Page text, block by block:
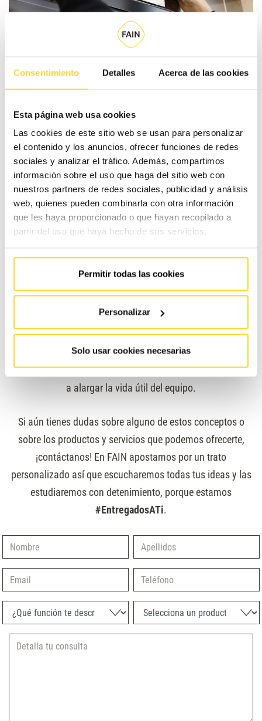
Consentimiento Detalles Acerca de las cookies
Esta página web usa cookies
Las cookies de este sitio web se usan para personalizar
el contenido y los anuncios, ofrecer funciones de redes
sociales y analizar el tráfico. Además, compartimos
información sobre el uso que haga del sitio web con
nuestros partners de redes sociales, publicidad y análisis
web, quienes pueden combinarla con otra información
que les haya proporcionado o que hayan recopilado a
partir del uso que haya hecho de sus servicios.
Permitir todas las cookies
Personalizar
Solo usar cookies necesarias
Modernización de ascensores y
energético o lograr un ascensor más accesible. Son solo
algunas de las razones para modernizar tu equipo (es
decir, para actualizar ciertos aspectos ocomponentes que
se desgastan y/o degradan
con el uso o con el paso del
tiempo).
Además, la modernización a tiempo de un equipo
contribuye a cumplir con la normativa vigente, aumentar la
seguridad de los viajeros, disminuir el número de avisos
por averías, ahorrar en costes de reparación y, en definitiva,
a alargar la vida útil del equipo.
Si aún tienes dudas sobre alguno de estos conceptos o
sobre los productos y servicios que podemos ofrecerte,
¡contáctanos! En FAIN apostamos por un trato
personalizado así que escucharemos todas tus ideas y las
estudiaremos con detenimiento, porque estamos
#EntregadosATi.
Nombre Apellidos
Email Teléfono
¿Qué función te describe mejor? Selecciona un producto